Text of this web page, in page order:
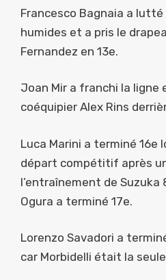
Francesco Bagnaia a
humides et a pris le
Fernandez en 13e.
Joan Mir a franchi la ligne
coéquipier Alex Rins
Luca Marini a terminé 16e
départ compétitif après
l’entraînement de Suzuka
Ogura a terminé 17e.
Lorenzo Savadori a
car Morbidelli était la